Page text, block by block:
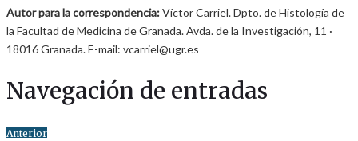
Autor para la correspondencia:Víctor Carriel. Dpto. de Histología de
la Facultad de Medicina de Granada. Avda. de la Investigación, 11 ·
18016 Granada. E-mail: vcarriel@ugr.es
Navegación de entradas
Anterior